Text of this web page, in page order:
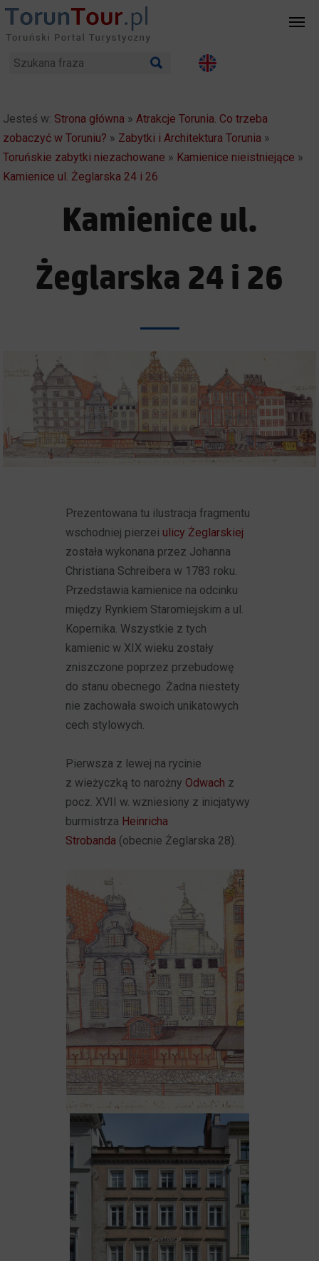
Jesteś w: Strona główna »Atrakcje Torunia. Co trzeba
zobaczyć w Toruniu? » Zabytki i Architektura Torunia »
Toruńskie zabytki niezachowane » Kamienice nieistniejące »
Kamienice ul. Żeglarska 24 i 26
Kamienice ul.
Żeglarska 24 i 26
Prezentowana tu ilustracja fragmentu
wschodniej pierzei ulicy Żeglarskiej
została wykonana przez Johanna
Christiana Schreibera w 1783 roku.
Przedstawia kamienice na odcinku
między Rynkiem Staromiejskim a ul.
Kopernika. Wszystkie z tych
kamienic w XIX wieku zostały
zniszczone poprzez przebudowę
do stanu obecnego. Żadna niestety
nie zachowała swoich unikatowych
cech stylowych.
Pierwsza z lewej na rycinie
z wieżyczką to narożny Odwach z
pocz. XVII w. wzniesiony z inicjatywy
burmistrza Heinricha
Strobanda (obecnie Żeglarska 28).